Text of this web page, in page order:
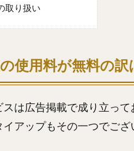
取り扱い
使用料が無料の訳
スは広告掲載で成り立って
アップもその一つでござ